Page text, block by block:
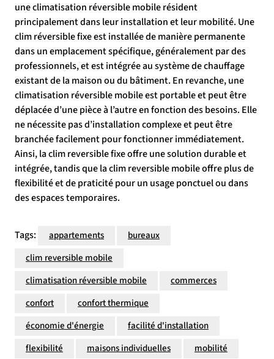
une climatisation réversible mobile résident
principalement dans leur installation et leur mobilité. Une
clim réversible fixe est installée de manière permanente
dans un emplacement spécifique, généralement par des
professionnels, et est intégrée au système de chauffage
existant de la maison ou du bâtiment. En revanche, une
climatisation réversible mobile est portable et peut être
déplacée d’une pièce à l’autre en fonction des besoins. Elle
ne nécessite pas d’installation complexe et peut être
branchée facilement pour fonctionner immédiatement.
Ainsi, la clim reversible fixe offre une solution durable et
intégrée, tandis que la clim reversible mobile offre plus de
flexibilité et de praticité pour un usage ponctuel ou dans
des espaces temporaires.
Tags: appartements
bureaux
clim reversible mobile
climatisation réversible mobile
commerces
confort
confort thermique
économie d'énergie
facilité d'installation
flexibilité
maisons individuelles
mobilité